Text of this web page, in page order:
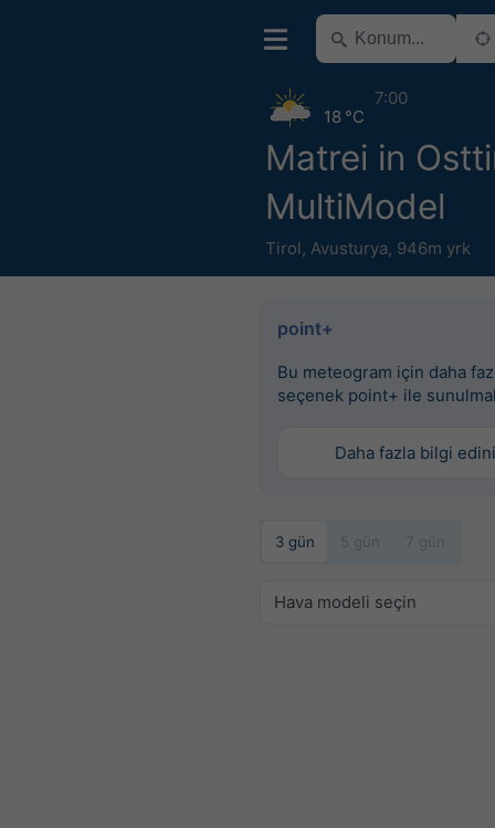
Matrei in
MultiModel
Tirol, Avusturya, 946m yrk
18 °C
7:00
point+
Bu meteogram için daha
seçenek point+ ile
Daha fazla bilgi
3 gün 5 gün 7 gün
Hava modeli seçin